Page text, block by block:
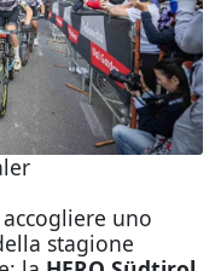
uno
stagione